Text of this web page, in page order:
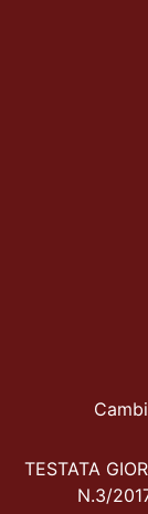
TESTATA
N.3/